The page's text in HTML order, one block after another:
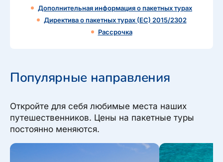
Дополнительная информация о пакетных турах
Директива о пакетных турах (ЕС) 2015/2302
Рассрочка
Популярные направления
Откройте для себя любимые места наших
путешественников. Цены на пакетные туры
постоянно меняются.